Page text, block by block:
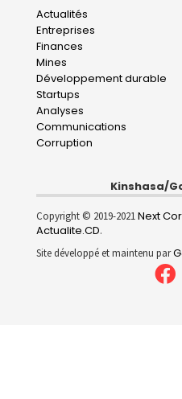
Main
navigation
Actualités
Entreprises
Finances
Mines
Développement durable
Startups
Analyses
Communications
Corruption
Kinshasa/
Copyright © 2019-2021Next
Actualite.CD.
Site développé et maintenu par